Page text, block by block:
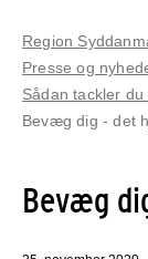
Region
Presse og
Sådan tackler
Bevæg dig - det
Bevæg